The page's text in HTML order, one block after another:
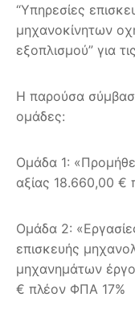
“Υπηρεσίες
μηχανοκίνητων
εξοπλισμού” για
Η παρούσα
ομάδες:
Ομάδα 1:
αξίας 18.660,00 €
Ομάδα 2:
επισκευής
μηχανημάτων
€ πλέον ΦΠΑ 17%